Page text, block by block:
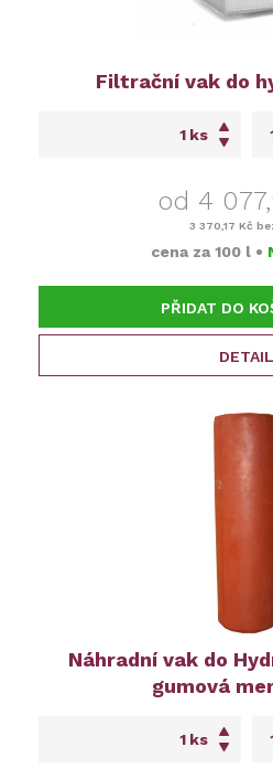
Filtrační vak do
ks
od 4
3 370,17 Kč
cena za 100 l •
PŘIDAT DO
DETAIL
Náhradní vak do
gumová
ks